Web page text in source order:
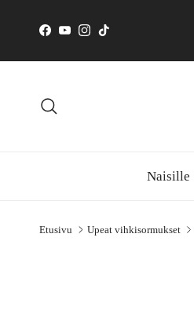
Facebook
YouTube
Instagram
TikTok
Naisille
Etusivu Upeat vihkisormukset